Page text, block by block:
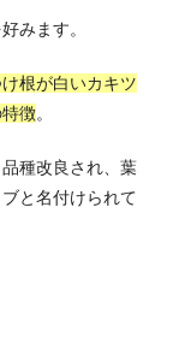
みます。
根が白いカキツ
徴。
種改良され、葉
と名付けられて